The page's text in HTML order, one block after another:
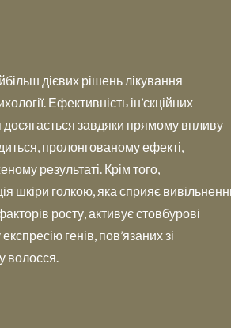
дієвих рішень лікування
Ефективність ін’єкційних
досягається завдяки прямому впливу
пролонгованому ефекті,
результаті. Крім того,
шкіри голкою, яка сприяє
росту, активує стовбурові
генів, пов’язаних зі
волосся.